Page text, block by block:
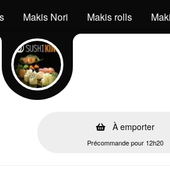
Makis Nori Makis rolls
À emporter
Précommande pour 12h20